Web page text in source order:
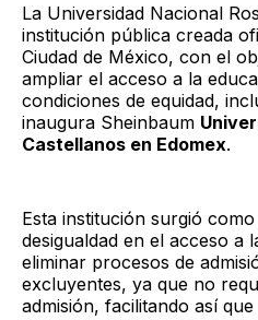
La Universidad Nacional
institución pública creada
Ciudad de México, con el
ampliar el acceso a la
condiciones de equidad,
inaugura Sheinbaum
Castellanos en Edomex.
Esta institución surgió
desigualdad en el acceso a
eliminar procesos de
excluyentes, ya que no
admisión, facilitando así